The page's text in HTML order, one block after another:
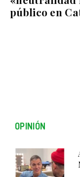
público en
OPINIÓN